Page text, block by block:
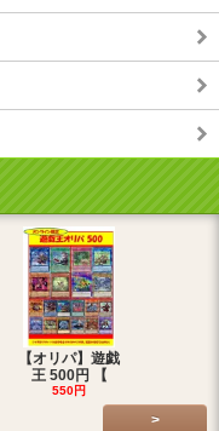
【オリパ】遊戯
王 500円 【
550円
>